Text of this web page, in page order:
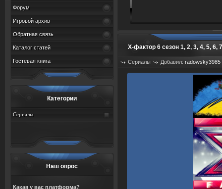
Форум
Игровой архив
Обратная связь
Каталог статей
Гостевая книга
Категории
Сериалы
Наш опрос
Какая у вас платформа?
Х-фактор 6 сезон 1, 2, 3, 4, 5, 6,
Сериалы Добавил: radowsky3985
Просмотров: 449